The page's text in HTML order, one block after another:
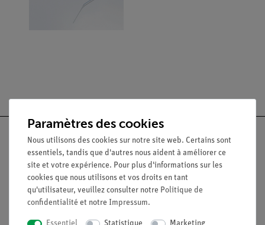
Nach oben
Paramètres des cookies
Nous utilisons des cookies sur notre site web. Certains sont
essentiels, tandis que d'autres nous aident à améliorer ce
site et votre expérience. Pour plus d'informations sur les
cookies que nous utilisons et vos droits en tant
qu'utilisateur, veuillez consulter notre Politique de
confidentialité et notre Impressum.